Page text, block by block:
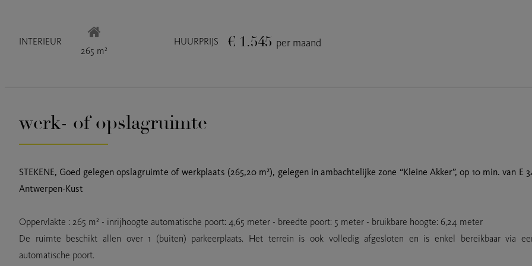
INTERIEUR
265 m²
HUURPRIJS € 1.545 per maand
werk- of opslagruimte
STEKENE, Goed gelegen opslagruimte of werkplaats (265,20 m²), gelegen in ambachtelijke zone “Kleine Akker”, op 10 min. van E
Antwerpen-Kust
Oppervlakte : 265 m² - inrijhoogte automatische poort: 4,65 meter - breedte poort: 5 meter - bruikbare hoogte: 6,24 meter
De ruimte beschikt allen over 1 (buiten) parkeerplaats. Het terrein is ook volledig afgesloten en is enkel bereikbaar via
automatische poort.